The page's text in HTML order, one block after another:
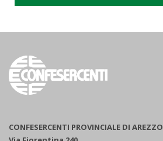
CONFESERCENTI PROVINCIALE DI AREZZO